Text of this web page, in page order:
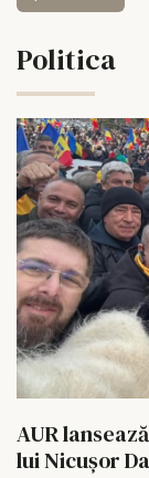
Politica
AUR
lui Nicușor